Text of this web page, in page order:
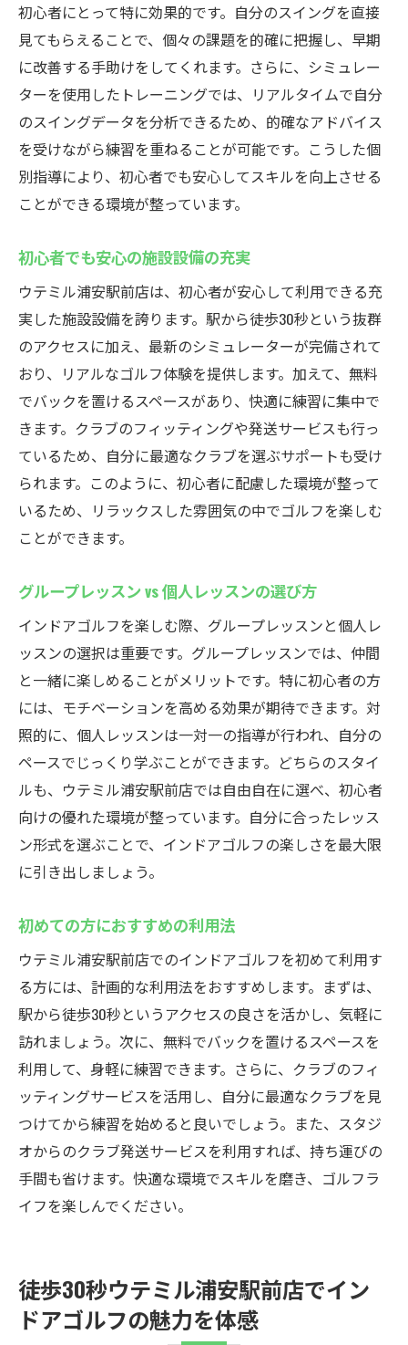
インドアだからこその快適さ
季節を問わず楽しめる理由
天候に左右されない利便性とは
四季を通じて楽しめる環境
初心者必見ウテミル浦安駅前店のインドアゴル
フで楽しくスキルアップ
初心者に優しいスキルアップのサポート
初めてのゴルフ体験をもっと楽しく
スキルアップに役立つ設備紹介
初心者が抱える不安を払拭するには
ゴルフを始めたくなる魅力の数々
駅近ウテミル浦安駅前店のインドアゴルフで効
率的に練習を始めよう
駅近だからこそ実現できる効率的な練習
短時間で成果を上げるためのコツ
時間を有効に使うための練習術
効率的な練習をサポートするプラン
効率を重視したインドアゴルフの魅力
最新設備完備ウテミル浦安駅前店のインドアゴ
ルフで上達を目指す
最新のシミュレーターを活用した練習法
設備を活用して自己ベストを目指そう
上達をサポートする設備の特長
ハイテク設備がもたらす練習の質向上
設備を最大限に活用する方法
最新技術でスキルアップを実感
初心者にとって特に効果的です。自分のスイングを直接
見てもらえることで、個々の課題を的確に把握し、早期
に改善する手助けをしてくれます。さらに、シミュレー
ターを使用したトレーニングでは、リアルタイムで自分
のスイングデータを分析できるため、的確なアドバイス
を受けながら練習を重ねることが可能です。こうした個
別指導により、初心者でも安心してスキルを向上させる
ことができる環境が整っています。
初心者でも安心の施設設備の充実
ウテミル浦安駅前店は、初心者が安心して利用できる充
実した施設設備を誇ります。駅から徒歩30秒という抜群
のアクセスに加え、最新のシミュレーターが完備されて
おり、リアルなゴルフ体験を提供します。加えて、無料
でバックを置けるスペースがあり、快適に練習に集中で
きます。クラブのフィッティングや発送サービスも行っ
ているため、自分に最適なクラブを選ぶサポートも受け
られます。このように、初心者に配慮した環境が整って
いるため、リラックスした雰囲気の中でゴルフを楽しむ
ことができます。
グループレッスン vs 個人レッスンの選び方
インドアゴルフを楽しむ際、グループレッスンと個人レ
ッスンの選択は重要です。グループレッスンでは、仲間
と一緒に楽しめることがメリットです。特に初心者の方
には、モチベーションを高める効果が期待できます。対
照的に、個人レッスンは一対一の指導が行われ、自分の
ペースでじっくり学ぶことができます。どちらのスタイ
ルも、ウテミル浦安駅前店では自由自在に選べ、初心者
向けの優れた環境が整っています。自分に合ったレッス
ン形式を選ぶことで、インドアゴルフの楽しさを最大限
に引き出しましょう。
初めての方におすすめの利用法
ウテミル浦安駅前店でのインドアゴルフを初めて利用す
る方には、計画的な利用法をおすすめします。まずは、
駅から徒歩30秒というアクセスの良さを活かし、気軽に
訪れましょう。次に、無料でバックを置けるスペースを
利用して、身軽に練習できます。さらに、クラブのフィ
ッティングサービスを活用し、自分に最適なクラブを見
つけてから練習を始めると良いでしょう。また、スタジ
オからのクラブ発送サービスを利用すれば、持ち運びの
手間も省けます。快適な環境でスキルを磨き、ゴルフラ
イフを楽しんでください。
徒歩30秒ウテミル浦安駅前店でイン
ドアゴルフの魅力を体感